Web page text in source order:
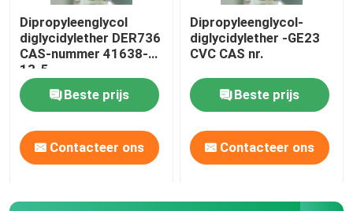
Dipropyleenglycol
diglycidylether DER736
CAS-nummer 41638-
13-5
Beste prijs
Contacteer ons
Dipropyleenglycol-
diglycidylether -GE23
CVC CAS nr.
Beste prijs
Contacteer ons